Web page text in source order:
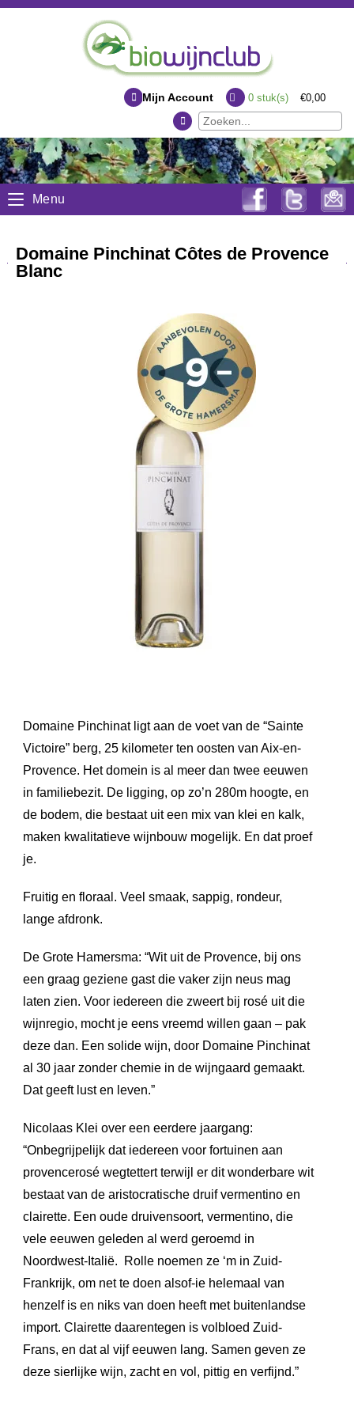
Mijn Account 0stuk(s) €0,00
Menu
Domaine Pinchinat Côtes de Provence
Blanc
Domaine Pinchinat ligt aan de voet van de “Sainte
Victoire” berg, 25 kilometer ten oosten van Aix-en-
Provence. Het domein is al meer dan twee eeuwen
in familiebezit. De ligging, op zo’n 280m hoogte, en
de bodem, die bestaat uit een mix van klei en kalk,
maken kwalitatieve wijnbouw mogelijk. En dat proef
je.
Fruitig en floraal. Veel smaak, sappig, rondeur,
lange afdronk.
De Grote Hamersma: “Wit uit de Provence, bij ons
een graag geziene gast die vaker zijn neus mag
laten zien. Voor iedereen die zweert bij rosé uit die
wijnregio, mocht je eens vreemd willen gaan – pak
deze dan. Een solide wijn, door Domaine Pinchinat
al 30 jaar zonder chemie in de wijngaard gemaakt.
Dat geeft lust en leven.”
Nicolaas Klei over een eerdere jaargang:
“Onbegrijpelijk dat iedereen voor fortuinen aan
provencerosé wegtettert terwijl er dit wonderbare wit
bestaat van de aristocratische druif vermentino en
clairette. Een oude druivensoort, vermentino, die
vele eeuwen geleden al werd geroemd in
Noordwest-Italië. Rolle noemen ze ‘m in Zuid-
Frankrijk, om net te doen alsof-ie helemaal van
henzelf is en niks van doen heeft met buitenlandse
import. Clairette daarentegen is volbloed Zuid-
Frans, en dat al vijf eeuwen lang. Samen geven ze
deze sierlijke wijn, zacht en vol, pittig en verfijnd.”